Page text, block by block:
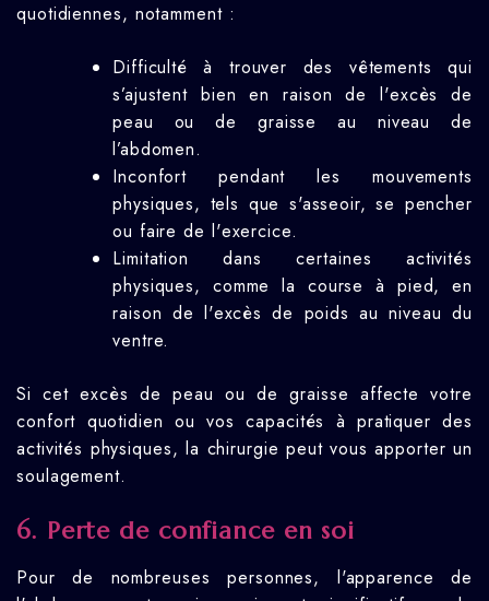
quotidiennes, notamment :
Difficulté à trouver des vêtements qui
s’ajustent bien en raison de l'excès de
peau ou de graisse au niveau de
l’abdomen.
Inconfort pendant les mouvements
physiques, tels que s'asseoir, se pencher
ou faire de l'exercice.
Limitation dans certaines activités
physiques, comme la course à pied, en
raison de l'excès de poids au niveau du
ventre.
Si cet excès de peau ou de graisse affecte votre
confort quotidien ou vos capacités à pratiquer des
activités physiques, la chirurgie peut vous apporter un
soulagement.
6. Perte de confiance en soi
Pour de nombreuses personnes, l'apparence de